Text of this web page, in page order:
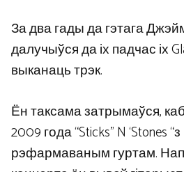
За два гады да гэтага
далучыўся да іх падчас іх
выканаць трэк.
Ён таксама затрымаўся,
2009 года “Sticks” N ‘Stones
рэфармаваным гуртам.